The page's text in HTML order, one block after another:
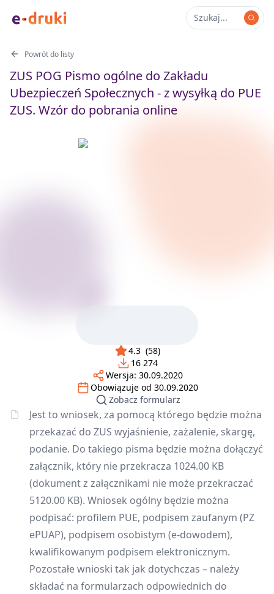
Powrót do listy
ZUS POG Pismo ogólne do Zakładu
Ubezpieczeń Społecznych - z wysyłką do PUE
ZUS. Wzór do pobrania online
4.3 (58)
16 274
Wersja: 30.09.2020
Obowiązuje od 30.09.2020
Zobacz formularz
Jest to wniosek, za pomocą którego będzie można
przekazać do ZUS wyjaśnienie, zażalenie, skargę,
podanie. Do takiego pisma będzie można dołączyć
załącznik, który nie przekracza 1024.00 KB
(dokument z załącznikami nie może przekraczać
5120.00 KB). Wniosek ogólny będzie można
podpisać: profilem PUE, podpisem zaufanym (PZ
ePUAP), podpisem osobistym (e-dowodem),
kwalifikowanym podpisem elektronicznym.
Pozostałe wnioski tak jak dotychczas – należy
składać na formularzach odpowiednich do